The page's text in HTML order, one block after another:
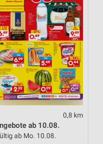
0,8 km
ab 10.08.
ab Mo. 10.08.
oder
Angebote
Auswahl von